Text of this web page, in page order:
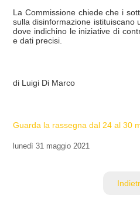
La Commissione chiede che i
sulla disinformazione istituiscano
dove indichino le iniziative di
e dati precisi.
di Luigi Di Marco
Guarda la rassegna dal 24 al 30
lunedì 31 maggio 2021